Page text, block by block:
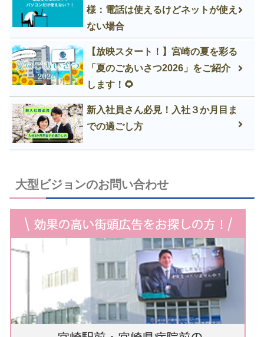
様：電話は使えるけどネットが使え
ない場合
【放映スタート！】宮崎の夏を彩る
「夏のごあいさつ2026」をご紹介
します！🌻
新入社員さん必見！入社３か月目ま
での過ごし方
大型ビジョンのお問い合わせ